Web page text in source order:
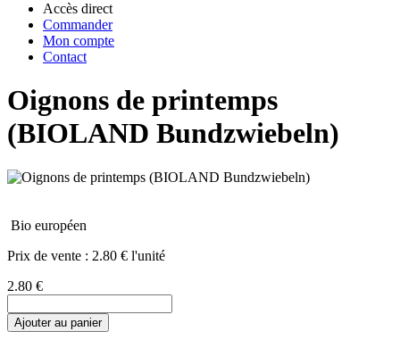
Accès direct
Commander
Mon compte
Contact
Oignons de printemps
(BIOLAND Bundzwiebeln)
Bio européen
Prix de vente : 2.80 € l'unité
2.80 €
Ajouter au panier